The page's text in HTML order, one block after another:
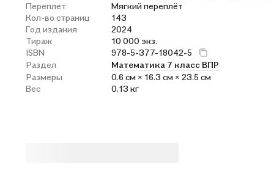
Переплет
Мягкий переплёт
Кол-во страниц
143
Год издания
2024
Тираж
10 000 экз.
ISBN
978-5-377-18042-5
Раздел
Математика 7 класс ВПР
Размеры
0.6 см × 16.3 см × 23.5 см
Вес
0.13 кг